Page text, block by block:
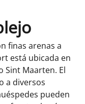
finas arenas a
está ubicada en
Sint Maarten. El
a diversos
pueden